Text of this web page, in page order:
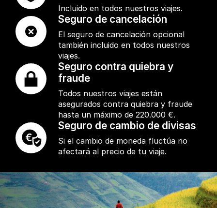
Incluido en todos nuestros viajes.
Seguro de cancelación
El seguro de cancelación opcional
también incluido en todos nuestros
viajes.
Seguro contra quiebra y
fraude
Todos nuestros viajes están
asegurados contra quiebra y fraude
hasta un máximo de 220.000 €.
Seguro de cambio de divisas
Si el cambio de moneda fluctúa no
afectará al precio de tu viaje.